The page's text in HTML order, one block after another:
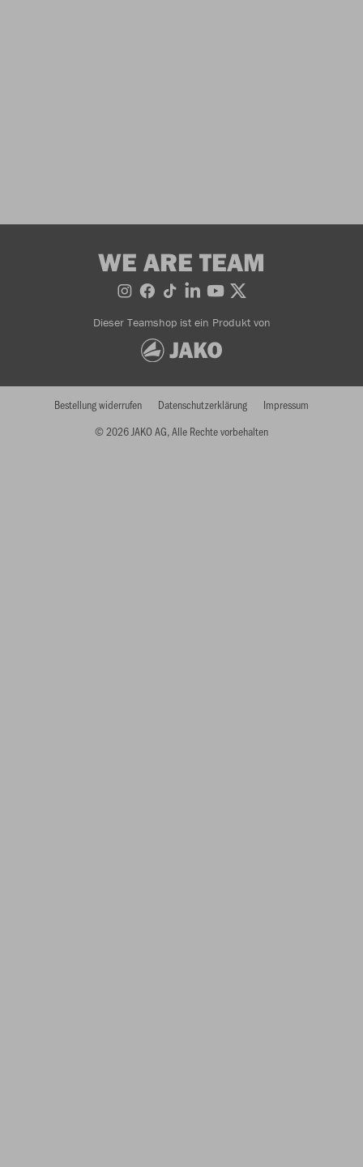
WE ARE TEAM
Dieser Teamshop ist ein Produkt von
© 2026 JAKO AG, Alle Rechte vorbehalten
Bestellung widerrufen Datenschutzerklärung Impressum